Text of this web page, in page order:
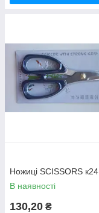
Ножиці SCISSORS к24
В наявності
130,20 ₴